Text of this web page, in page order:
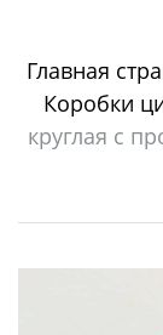
Главная
Коробки
круглая с